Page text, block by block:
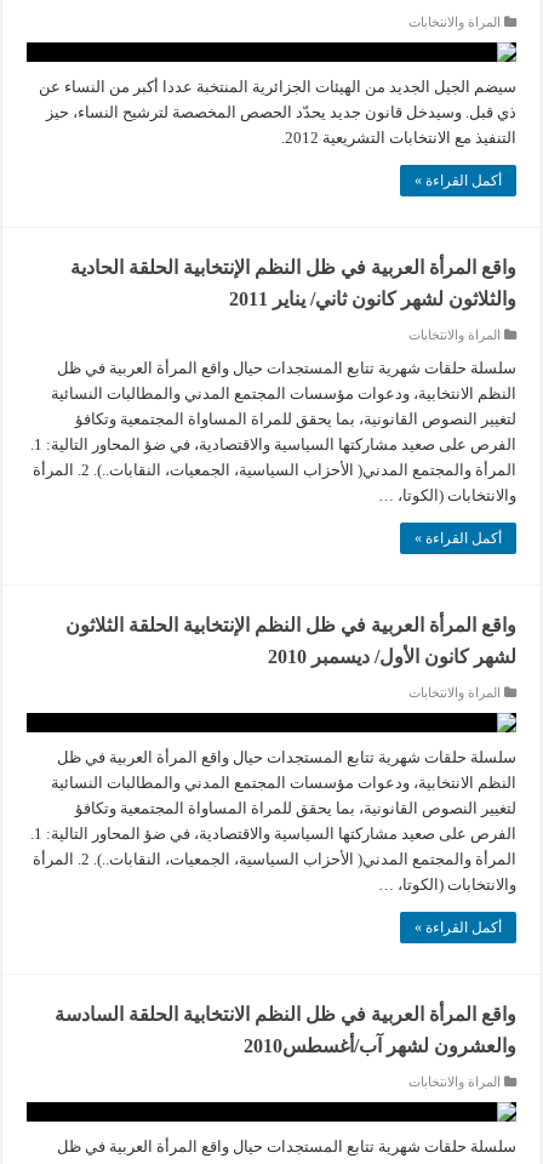
المراة والانتخابات
سيضم الجيل الجديد من الهيئات الجزائرية المنتخبة عددا أكبر من النساء عن
ذي قبل. وسيدخل قانون جديد يحدّد الحصص المخصصة لترشيح النساء، حيز
التنفيذ مع الانتخابات التشريعية 2012.
أكمل القراءة »
واقع المرأة العربية في ظل النظم الإنتخابية الحلقة الحادية
والثلاثون لشهر كانون ثاني/ يناير 2011
المراة والانتخابات
سلسلة حلقات شهرية تتابع المستجدات حيال واقع المرأة العربية في ظل
النظم الانتخابية، ودعوات مؤسسات المجتمع المدني والمطالبات النسائية
لتغيير النصوص القانونية، بما يحقق للمراة المساواة المجتمعية وتكافؤ
الفرص على صعيد مشاركتها السياسية والاقتصادية، في ضؤ المحاور التالية: 1.
المرأة والمجتمع المدني( الأحزاب السياسية، الجمعيات، النقابات..). 2. المرأة
والانتخابات (الكوتا، …
أكمل القراءة »
واقع المرأة العربية في ظل النظم الإنتخابية الحلقة الثلاثون
لشهر كانون الأول/ ديسمبر 2010
المراة والانتخابات
سلسلة حلقات شهرية تتابع المستجدات حيال واقع المرأة العربية في ظل
النظم الانتخابية، ودعوات مؤسسات المجتمع المدني والمطالبات النسائية
لتغيير النصوص القانونية، بما يحقق للمراة المساواة المجتمعية وتكافؤ
الفرص على صعيد مشاركتها السياسية والاقتصادية، في ضؤ المحاور التالية: 1.
المرأة والمجتمع المدني( الأحزاب السياسية، الجمعيات، النقابات..). 2. المرأة
والانتخابات (الكوتا، …
أكمل القراءة »
واقع المرأة العربية في ظل النظم الانتخابية الحلقة السادسة
والعشرون لشهر آب/أغسطس2010
المراة والانتخابات
سلسلة حلقات شهرية تتابع المستجدات حيال واقع المرأة العربية في ظل